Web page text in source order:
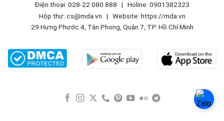
Điện thoại: 028-22 080 888 | Holine: 0901382323
Hộp thư: cs@mda.vn | Website: https://mda.vn
29 Hưng Phước 4, Tân Phong, Quận 7, TP. Hồ Chí Minh